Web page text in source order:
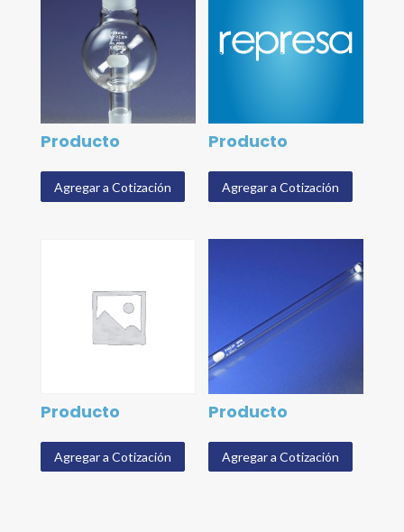
Producto
Agregar a Cotización
Producto
Agregar a Cotización
Producto
Agregar a Cotización
Producto
Agregar a Cotización